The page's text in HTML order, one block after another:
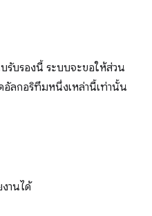
รับรองนี้ ระบบจะขอให้ส่วน
อัลกอริทึมหนึ่งเหล่านี้เท่านั้น
านได้